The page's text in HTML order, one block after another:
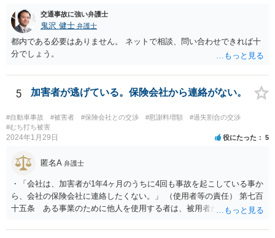
交通事故に強い弁護士
鬼沢 健士 弁護士
都内である必要はありません。 ネットで相談、問い合わせできれば十
分でしょう。
5 加害者が逃げている。保険会社から連絡がない。
#自動車事故 #被害者 #保険会社との交渉 #慰謝料増額
#過失割合の交渉
#むち打ち被害
2024年1月29日 役にたった 5
匿名A 弁護士
・「会社は、加害者が1年4ヶ月のうちに4回も事故を起こしている事か
ら、会社の保険会社に連絡したくない。」 （使用者等の責任） 第七百
十五条 ある事業のために他人を使用する者は、被用者がその事業の
用者が被用者の選任及びその事業の監督について相当の注意をしたと